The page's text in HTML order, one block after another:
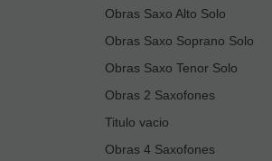
Obras Saxo Alto Solo
Obras Saxo Soprano Solo
Obras Saxo Tenor Solo
Obras 2 Saxofones
Titulo vacio
Obras 4 Saxofones